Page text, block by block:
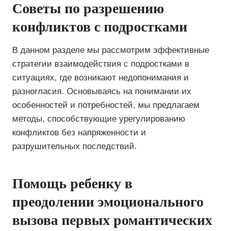
Советы по разрешению
конфликтов с подростками
В данном разделе мы рассмотрим эффективные
стратегии взаимодействия с подростками в
ситуациях, где возникают недопонимания и
разногласия. Основываясь на понимании их
особенностей и потребностей, мы предлагаем
методы, способствующие урегулированию
конфликтов без напряженности и
разрушительных последствий.
Помощь ребенку в
преодолении эмоционального
вызова первых романтических